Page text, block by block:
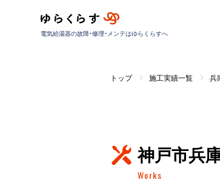
電気給湯器の故障・修理・メンテはゆらくらすへ
トップ 施工実績一覧 兵
神戸市兵
Works